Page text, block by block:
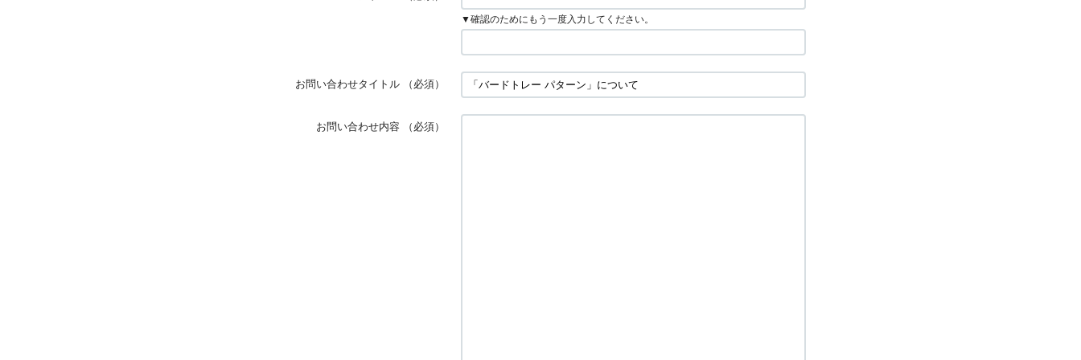
▼確認のためにもう一度入力してください。
お問い合わせタイトル （必須）
お問い合わせ内容 （必須）